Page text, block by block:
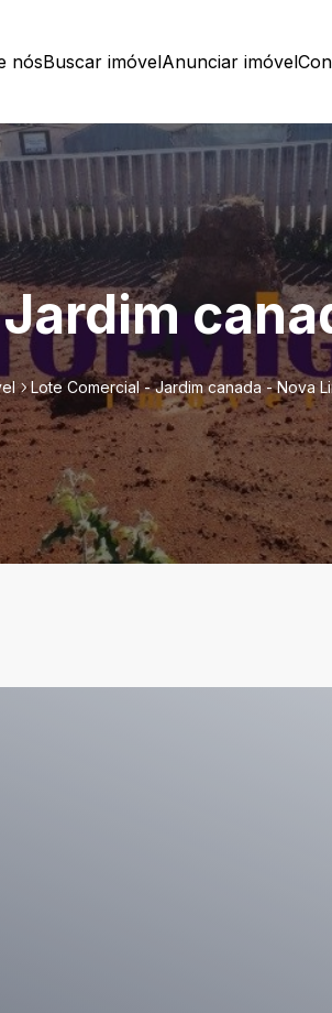
nósBuscar imóvelAnunciar imóvel
Lote Comercial - Jardim canada - Nova